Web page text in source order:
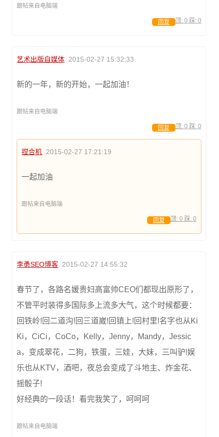
跟帖来自电脑端
顶: 0 踩: 0
回复
艺术出版自媒体 2015-02-27 15:32:33
新的一年，新的开始，一起加油！
跟帖来自电脑端
顶: 0 踩: 0
回复
捏合机 2015-02-27 17:21:19
一起加油
跟帖来自电脑端
顶: 0 踩: 0
回复
李勇SEO博客 2015-02-27 14:55:32
春节了，各路名媛贵妇高富帅CEO们都现出原形了，
不管平时装得多国际多上流多大气，这个时候都要：
回铁岭!回二道沟!回三道崴!回镇上!回村里!名字也从Ki
Ki，CiCi，CoCo，Kelly，Jenny，Mandy，Jessic
a，变成翠花，二狗，铁蛋，三娃，大妹，三叫驴!娱
乐也从KTV，酒吧，夜总会变成了斗地主、炸金花、
摇骰子!
好经典的一段话！看完我笑了，呵呵呵
跟帖来自电脑端